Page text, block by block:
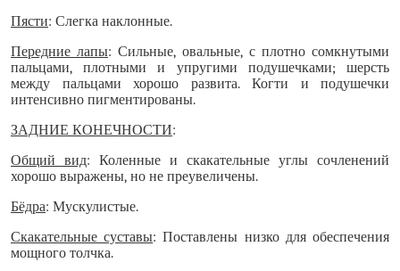
Пясти: Слегка наклонные.
Передние лапы: Сильные, овальные, с плотно сомкнутыми
пальцами, плотными и упругими подушечками; шерсть
между пальцами хорошо развита. Когти и подушечки
интенсивно пигментированы.
ЗАДНИЕ КОНЕЧНОСТИ:
Общий вид: Коленные и скакательные углы сочленений
хорошо выражены, но не преувеличены.
Бёдра: Мускулистые.
Скакательные суставы: Поставлены низко для обеспечения
мощного толчка.